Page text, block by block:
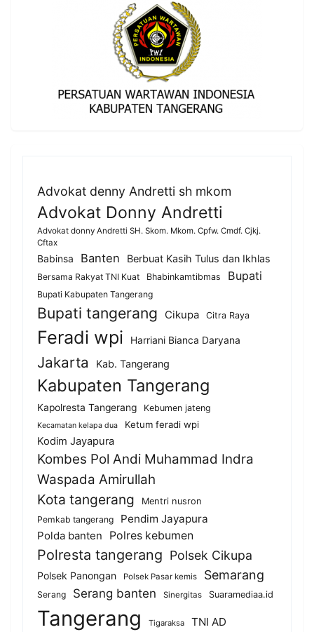
Advokat denny Andretti sh mkom
Advokat Donny Andretti
Advokat donny Andretti SH. Skom. Mkom. Cpfw. Cmdf. Cjkj.
Cftax
Babinsa Banten Berbuat Kasih Tulus dan Ikhlas
Bersama Rakyat TNI Kuat Bhabinkamtibmas Bupati
Bupati Kabupaten Tangerang
Bupati tangerang Cikupa Citra Raya
Feradi wpi Harriani Bianca Daryana
Jakarta Kab. Tangerang
Kabupaten Tangerang
Kapolresta Tangerang Kebumen jateng
Kecamatan kelapa dua Ketum feradi wpi
Kodim Jayapura
Kombes Pol Andi Muhammad Indra
Waspada Amirullah
Kota tangerang
Mentri nusron
Pemkab tangerang
Pendim Jayapura
Polda banten
Polres kebumen
Polresta tangerang Polsek Cikupa
Polsek Panongan Polsek Pasar kemis Semarang
Serang Serang banten Sinergitas Suaramediaa.id
Tangerang Tigaraksa
TNI AD